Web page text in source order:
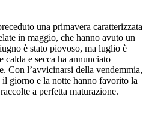
una primavera caratterizzata
in maggio, che hanno avuto un
è stato piovoso, ma luglio è
calda e secca ha annunciato
Con l’avvicinarsi della vendemmia,
giorno e la notte hanno favorito la
a perfetta maturazione.